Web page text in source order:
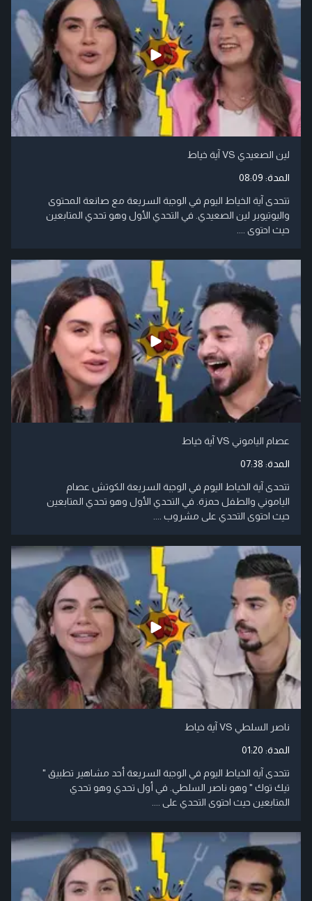
لين الصعيدي VS آية خياط
المدة: 08:09
تتحدى آية الخياط اليوم في الوجبة السريعة مع صانعة المحتوى
واليوتيوبر لين الصعيدي. في التحدي الأول وهو تحدي المتابعين
حيث احتوى ....
عصام الياموني VS آية خياط
المدة: 07:38
تتحدى آية الخياط اليوم في الوجبة السريعة الكوتش عصام
الياموني والطفل حمزة. في التحدي الأول وهو تحدي المتابعين
حيث احتوى التحدي على مشروب ....
ناصر السلطي VS آية خياط
المدة: 01:20
تتحدى آية الخياط اليوم في الوجبة السريعة أحد مشاهير تطبيق "
تيك توك " وهو ناصر السلطي. في أول تحدي وهو تحدي
المتابعين حيث احتوى التحدي على ....